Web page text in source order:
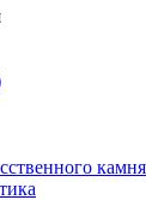
камня